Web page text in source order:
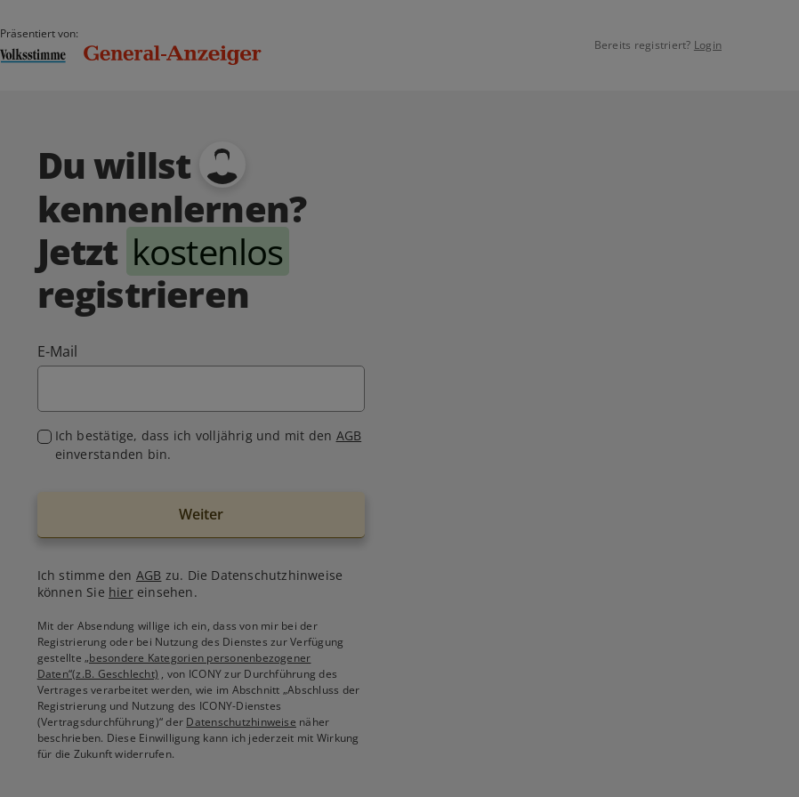
Präsentiert von:
Bereits registriert? Login
Du willst
kennenlernen?
Jetzt kostenlos
registrieren
E-Mail
Ich bestätige, dass ich volljährig und mit den AGB
einverstanden bin.
Weiter
Ich stimme den AGB zu. Die Datenschutzhinweise
können Sie hiereinsehen.
Mit der Absendung willige ich ein, dass von mir bei der
Registrierung oder bei Nutzung des Dienstes zur Verfügung
gestellte„besondere Kategorien personenbezogener
Daten“(z.B. Geschlecht) , von ICONY zur Durchführung des
Vertrages verarbeitet werden, wie im Abschnitt „Abschluss der
Registrierung und Nutzung des ICONY-Dienstes
(Vertragsdurchführung)“ der Datenschutzhinweise näher
beschrieben. Diese Einwilligung kann ich jederzeit mit Wirkung
für die Zukunft widerrufen.